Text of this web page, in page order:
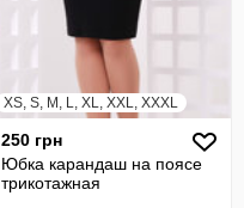
XS, S, M, L, XL, XXL, XXXL
250 грн
Юбка карандаш на поясе
трикотажная